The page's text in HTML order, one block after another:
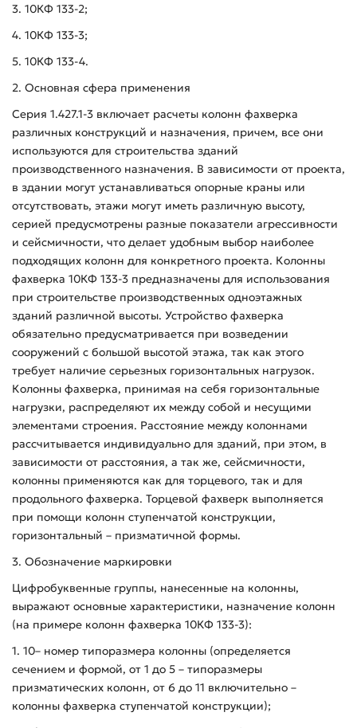
3. 10КФ 133-2;
4. 10КФ 133-3;
5. 10КФ 133-4.
2. Основная сфера применения
Серия 1.427.1-3 включает расчеты колонн фахверка
различных конструкций и назначения, причем, все они
используются для строительства зданий
производственного назначения. В зависимости от проекта,
в здании могут устанавливаться опорные краны или
отсутствовать, этажи могут иметь различную высоту,
серией предусмотрены разные показатели агрессивности
и сейсмичности, что делает удобным выбор наиболее
подходящих колонн для конкретного проекта. Колонны
фахверка 10КФ 133-3 предназначены для использования
при строительстве производственных одноэтажных
зданий различной высоты. Устройство фахверка
обязательно предусматривается при возведении
сооружений с большой высотой этажа, так как этого
требует наличие серьезных горизонтальных нагрузок.
Колонны фахверка, принимая на себя горизонтальные
нагрузки, распределяют их между собой и несущими
элементами строения. Расстояние между колоннами
рассчитывается индивидуально для зданий, при этом, в
зависимости от расстояния, а так же, сейсмичности,
колонны применяются как для торцевого, так и для
продольного фахверка. Торцевой фахверк выполняется
при помощи колонн ступенчатой конструкции,
горизонтальный – призматичной формы.
3. Обозначение маркировки
Цифробуквенные группы, нанесенные на колонны,
выражают основные характеристики, назначение колонн
(на примере колонн фахверка 10КФ 133-3):
1. 10– номер типоразмера колонны (определяется
сечением и формой, от 1 до 5 – типоразмеры
призматических колонн, от 6 до 11 включительно –
колонны фахверка ступенчатой конструкции);